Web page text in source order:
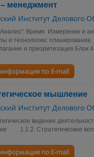
менеджмент
Институт Делового
Время. Измерение и
и технологии:
и приоритезация
по E-mail
мышление
Институт Делового
видение
1.1.2. Стратегические
по E-mail